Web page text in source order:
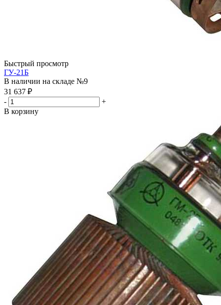
Быстрый просмотр
ГУ-21Б
В наличии на складе №9
31 637 ₽
-
+
В корзину